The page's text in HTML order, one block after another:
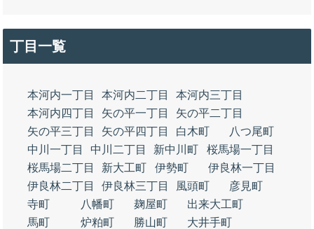
丁目一覧
本河内一丁目 本河内二丁目
本河内三丁目
本河内四丁目
矢の平一丁目
矢の平二丁目
矢の平三丁目
矢の平四丁目 白木町
八つ尾町
中川一丁目
中川二丁目 新中川町
桜馬場一丁目
桜馬場二丁目
新大工町 伊勢町
伊良林一丁目
伊良林二丁目
伊良林三丁目 風頭町
彦見町
寺町
八幡町 麹屋町
出来大工町
馬町
炉粕町 勝山町
大井手町